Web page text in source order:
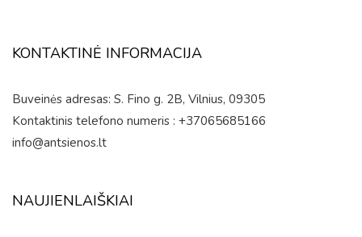
KONTAKTINĖ INFORMACIJA
Buveinės adresas: S. Fino g. 2B, Vilnius, 09305
Kontaktinis telefono numeris : +37065685166
info@antsienos.lt
NAUJIENLAIŠKIAI